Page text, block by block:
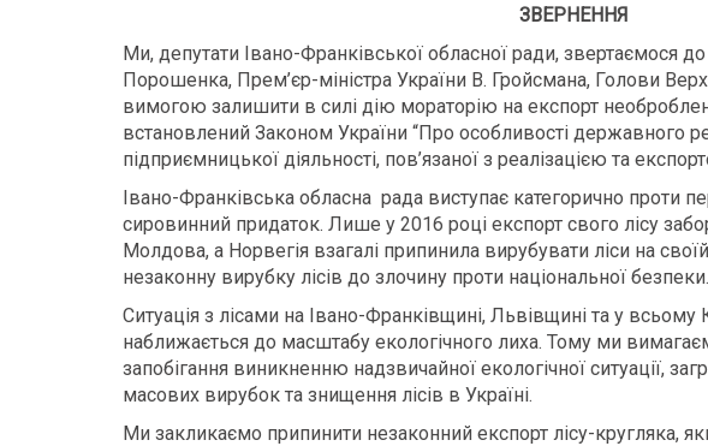
ЗВЕРНЕННЯ
Ми, депутати Івано-Франківської обласної ради, звертаємося
Порошенка, Прем’єр-міністра України В. Гройсмана, Голови
вимогою залишити в силі дію мораторію на експорт
встановлений Законом України “Про особливості державного
підприємницької діяльності, пов’язаної з реалізацією та
Івано-Франківська обласна рада виступає категорично проти
сировинний придаток. Лише у 2016 році експорт свого лісу
Молдова, а Норвегія взагалі припинила вирубувати ліси на
незаконну вирубку лісів до злочину проти національної безпеки.
Ситуація з лісами на Івано-Франківщині, Львівщині та у всьому
наближається до масштабу екологічного лиха. Тому ми
запобігання виникненню надзвичайної екологічної ситуації,
масових вирубок та знищення лісів в Україні.
Ми закликаємо припинити незаконний експорт лісу-кругляка,